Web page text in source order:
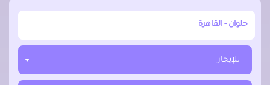
أبحث عن مدينة, محافظة, حي
للإيجار